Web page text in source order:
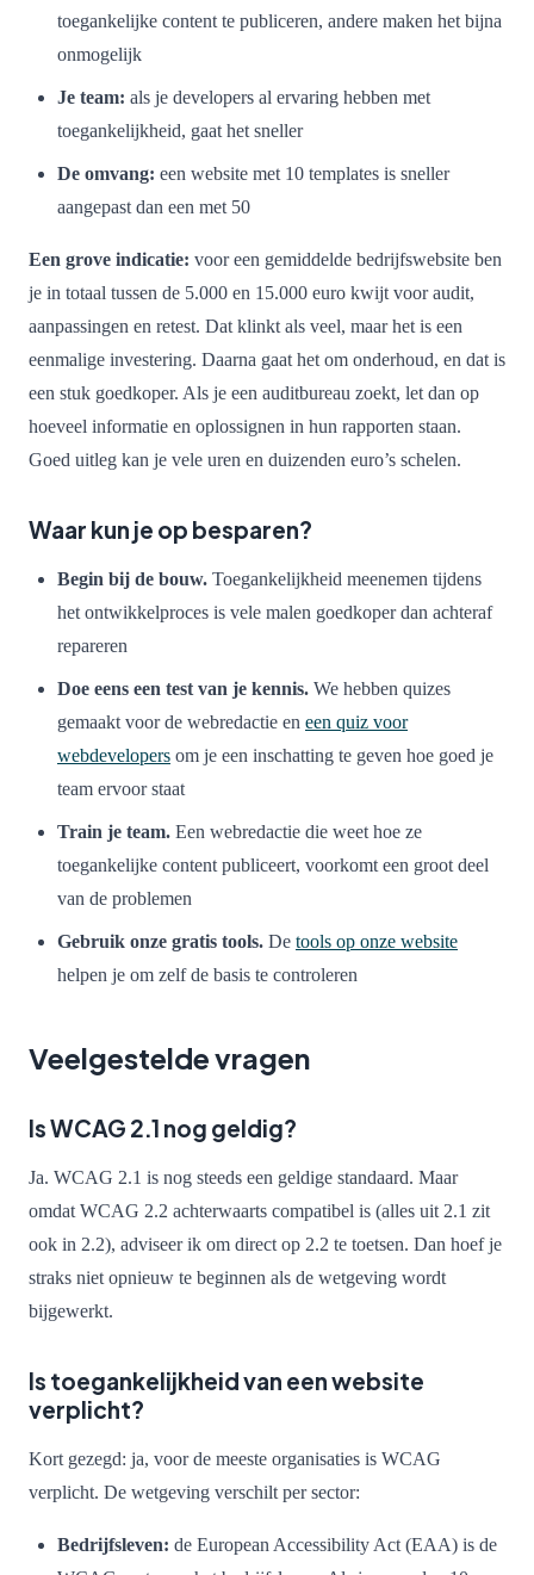
toegankelijke content te publiceren, andere maken het bijna
onmogelijk
Je team: als je developers al ervaring hebben met
toegankelijkheid, gaat het sneller
De omvang: een website met 10 templates is sneller
aangepast dan een met 50
Een grove indicatie: voor een gemiddelde bedrijfswebsite ben
je in totaal tussen de 5.000 en 15.000 euro kwijt voor audit,
aanpassingen en retest. Dat klinkt als veel, maar het is een
eenmalige investering. Daarna gaat het om onderhoud, en dat is
een stuk goedkoper. Als je een auditbureau zoekt, let dan op
hoeveel informatie en oplossignen in hun rapporten staan.
Goed uitleg kan je vele uren en duizenden euro’s schelen.
Waar kun je op besparen?
Begin bij de bouw. Toegankelijkheid meenemen tijdens
het ontwikkelproces is vele malen goedkoper dan achteraf
repareren
Doe eens een test van je kennis. We hebben quizes
gemaakt voor de webredactie en een quiz voor
webdevelopers om je een inschatting te geven hoe goed je
team ervoor staat
Train je team. Een webredactie die weet hoe ze
toegankelijke content publiceert, voorkomt een groot deel
van de problemen
Gebruik onze gratis tools. De tools op onze website
helpen je om zelf de basis te controleren
Veelgestelde vragen
Is WCAG 2.1 nog geldig?
Ja. WCAG 2.1 is nog steeds een geldige standaard. Maar
omdat WCAG 2.2 achterwaarts compatibel is (alles uit 2.1 zit
ook in 2.2), adviseer ik om direct op 2.2 te toetsen. Dan hoef je
straks niet opnieuw te beginnen als de wetgeving wordt
bijgewerkt.
Is toegankelijkheid van een website
verplicht?
Kort gezegd: ja, voor de meeste organisaties is WCAG
verplicht. De wetgeving verschilt per sector:
Bedrijfsleven: de European Accessibility Act (EAA) is de